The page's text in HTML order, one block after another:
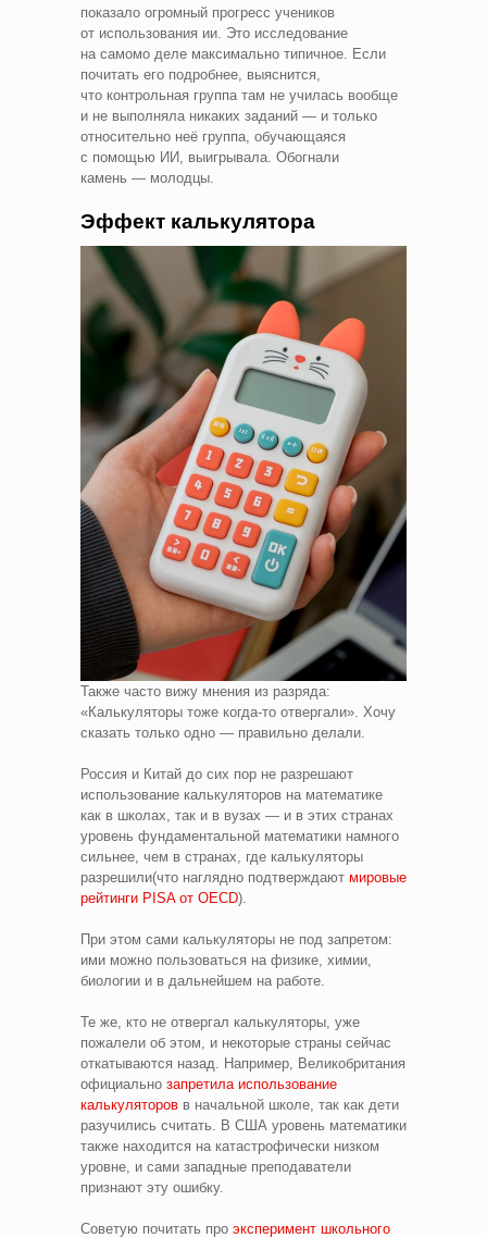
показало огромный прогресс учеников
от использования ии. Это исследование
на самомо деле максимально типичное. Если
почитать его подробнее, выяснится,
что контрольная группа там не училась вообще
и не выполняла никаких заданий — и только
относительно неё группа, обучающаяся
с помощью ИИ, выигрывала. Обогнали
камень — молодцы.
Эффект калькулятора
Также часто вижу мнения из разряда:
«Калькуляторы тоже когда‑то отвергали». Хочу
сказать только одно — правильно делали.
Россия и Китай до сих пор не разрешают
использование калькуляторов на математике
как в школах, так и в вузах — и в этих странах
уровень фундаментальной математики намного
сильнее, чем в странах, где калькуляторы
разрешили(что наглядно подтверждают мировые
рейтинги PISA от OECD).
При этом сами калькуляторы не под запретом:
ими можно пользоваться на физике, химии,
биологии и в дальнейшем на работе.
Те же, кто не отвергал калькуляторы, уже
пожалели об этом, и некоторые страны сейчас
откатываются назад. Например, Великобритания
официально запретила использование
калькуляторов в начальной школе, так как дети
разучились считать. В США уровень математики
также находится на катастрофически низком
уровне, и сами западные преподаватели
признают эту ошибку.
Советую почитать про эксперимент школьного